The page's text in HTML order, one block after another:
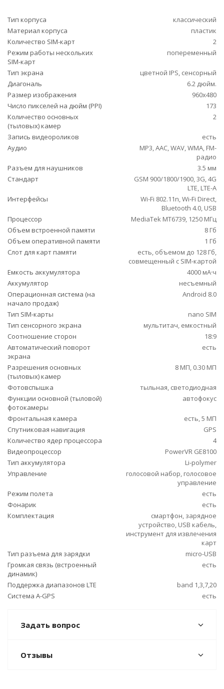
Тип корпуса
классический
Материал корпуса
пластик
Количество SIM-карт
2
Режим работы нескольких
SIM-карт
попеременный
Тип экрана
цветной IPS, сенсорный
Диагональ
6.2 дюйм.
Размер изображения
960x480
Число пикселей на дюйм (PPI)
173
Количество основных
(тыловых) камер
2
Запись видеороликов
есть
Аудио
MP3, AAC, WAV, WMA, FM-
радио
Разъем для наушников
3.5 мм
Стандарт
GSM 900/1800/1900, 3G, 4G
LTE, LTE-A
Интерфейсы
Wi-Fi 802.11n, Wi-Fi Direct,
Bluetooth 4.0, USB
Процессор
MediaTek MT6739, 1250 МГц
Объем встроенной памяти
8 Гб
Объем оперативной памяти
1 Гб
Слот для карт памяти
есть, объемом до 128 Гб,
совмещенный с SIM-картой
Емкость аккумулятора
4000 мА·ч
Аккумулятор
несъемный
Операционная система (на
начало продаж)
Android 8.0
Тип SIM-карты
nano SIM
Тип сенсорного экрана
мультитач, емкостный
Соотношение сторон
18:9
Автоматический поворот
экрана
есть
Разрешения основных
(тыловых) камер
8 МП, 0.30 МП
Фотовспышка
тыльная, светодиодная
Функции основной (тыловой)
фотокамеры
автофокус
Фронтальная камера
есть, 5 МП
Спутниковая навигация
GPS
Количество ядер процессора
4
Видеопроцессор
PowerVR GE8100
Тип аккумулятора
Li-polymer
Управление
голосовой набор, голосовое
управление
Режим полета
есть
Фонарик
есть
Комплектация
смартфон, зарядное
устройство, USB кабель,
инструмент для извлечения
карт
Тип разъема для зарядки
micro-USB
Громкая связь (встроенный
динамик)
есть
Поддержка диапазонов LTE
band 1,3,7,20
Cистема A-GPS
есть
Задать вопрос
Отзывы